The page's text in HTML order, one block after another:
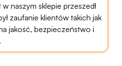
naszym sklepie przeszedł
zaufanie klientów takich jak
jakość, bezpieczeństwo i